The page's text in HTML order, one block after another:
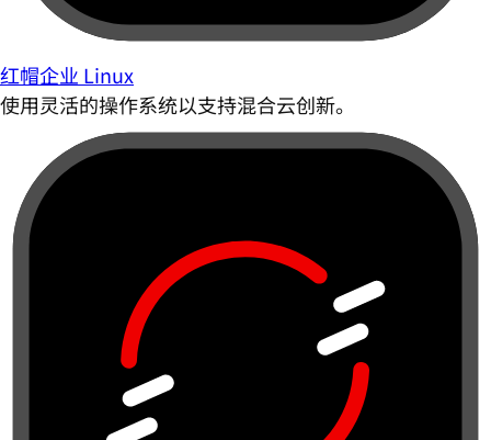
红帽企业 Linux
使用灵活的操作系统以支持混合云创新。